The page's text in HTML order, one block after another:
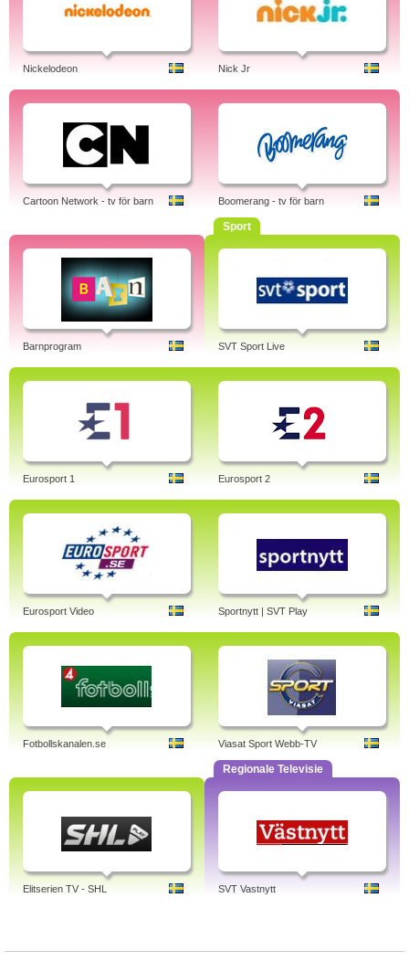
Nickelodeon Nick Jr
Cartoon Network - tv för barn Boomerang - tv för barn
Barnprogram
Sport
SVT Sport Live
Eurosport 1 Eurosport 2
Eurosport Video Sportnytt | SVT Play
Fotbollskanalen.se Viasat Sport Webb-TV
Elitserien TV - SHL
Regionale Televisie
SVT Vastnytt